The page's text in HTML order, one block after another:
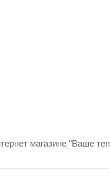
магазине "Ваше